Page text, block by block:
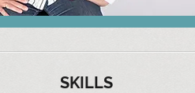
SKILLS